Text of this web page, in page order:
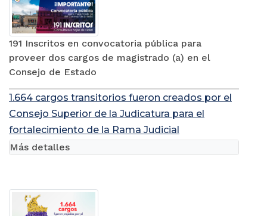
191 Inscritos en convocatoria pública para
proveer dos cargos de magistrado (a) en el
Consejo de Estado
1.664 cargos transitorios fueron creados por el
Consejo Superior de la Judicatura para el
fortalecimiento de la Rama Judicial
Más detalles